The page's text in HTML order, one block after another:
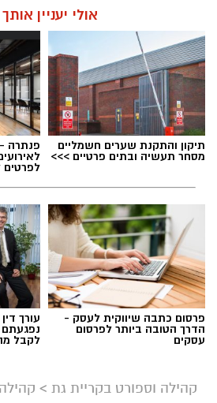
תגים:המסלולים האקדמיים
נוער באקדמיה - אילוסטרציה AI
אולי יעניין
תיקון והתקנת שערים חשמליים
מסחר תעשיה ובתים פרטיים >>>
פנתרה
לפרטים
פרסום כתבה שיווקית לעסק -
הדרך הטובה ביותר לפרסום
עסקים
עורך
לקבל
קהילה וספורט בקריית גת > קהילה